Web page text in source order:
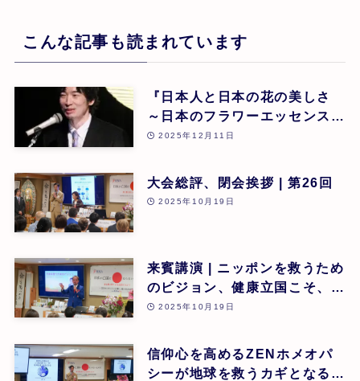
こんな記事も読まれています
『日本人と日本の花の美しさ
～日本のフラワーエッセンスに
よる癒し』 東 昭史
2025年12月11日
大会総評、閉会挨拶 | 第26回
2025年10月19日
来賓講演 | ニッポンを救うため
のビジョン、健康立国こそ、日
本再生の道 | 吉野敏明(医療法
ック 院長) | 第26回
2025年10月19日
信仰心を高めるZENホメオパ
シーが地球を救うカギとなる |